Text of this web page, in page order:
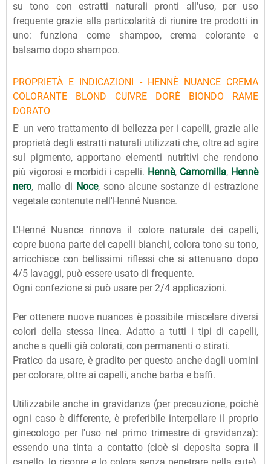
su tono con estratti naturali pronti all'uso, per uso
frequente grazie alla particolarità di riunire tre prodotti in
uno: funziona come shampoo, crema colorante e
balsamo dopo shampoo.
PROPRIETÀ E INDICAZIONI - HENNÈ NUANCE CREMA
COLORANTE BLOND CUIVRE DORÈ BIONDO RAME
DORATO
E' un vero trattamento di bellezza per i capelli, grazie alle
proprietà degli estratti naturali utilizzati che, oltre ad agire
sul pigmento, apportano elementi nutritivi che rendono
più vigorosi e morbidi i capelli. Hennè, Camomilla, Hennè
nero, mallo di Noce, sono alcune sostanze di estrazione
vegetale contenute nell'Henné Nuance.
L'Henné Nuance rinnova il colore naturale dei capelli,
copre buona parte dei capelli bianchi, colora tono su tono,
arricchisce con bellissimi riflessi che si attenuano dopo
4/5 lavaggi, può essere usato di frequente.
Ogni confezione si può usare per 2/4 applicazioni.
Per ottenere nuove nuances è possibile miscelare diversi
colori della stessa linea. Adatto a tutti i tipi di capelli,
anche a quelli già colorati, con permanenti o stirati.
Pratico da usare, è gradito per questo anche dagli uomini
per colorare, oltre ai capelli, anche barba e baffi.
Utilizzabile anche in gravidanza (per precauzione, poichè
ogni caso è differente, è preferibile interpellare il proprio
ginecologo per l'uso nel primo trimestre di gravidanza):
essendo una tinta a contatto (cioè si deposita sopra il